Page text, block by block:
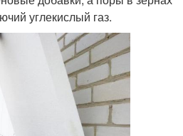
углекислый газ.